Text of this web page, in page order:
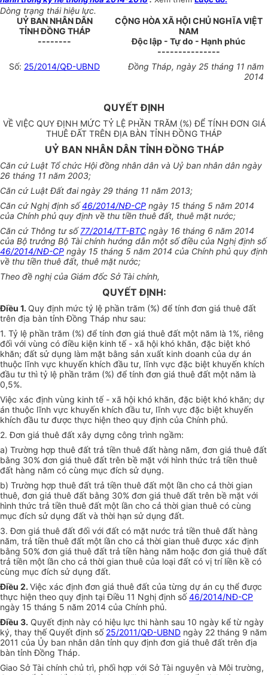
Dòng trạng thái hiệu lực.
UỶ BAN NHÂN DÂN
TỈNH ĐỒNG THÁP
--------
CỘNG HÒA XÃ HỘI CHỦ NGHĨA VIỆT
NAM
Độc lập - Tự do - Hạnh phúc
---------------
Số: 25/2014/QĐ-UBND
Đồng Tháp, ngày 25 tháng 11 năm
2014
QUYẾT ĐỊNH
VỀ VIỆC QUY ĐỊNH MỨC TỶ LỆ PHẦN TRĂM (%) ĐỂ TÍNH ĐƠN GIÁ
THUÊ ĐẤT TRÊN ĐỊA BÀN TỈNH ĐỒNG THÁP
UỶ BAN NHÂN DÂN TỈNH ĐỒNG THÁP
Căn cứ Luật Tổ chức Hội đồng nhân dân và Uỷ ban nhân dân ngày
26 tháng 11 năm 2003;
Căn cứ Luật Đất đai ngày 29 tháng 11 năm 2013;
Căn cứ Nghị định số46/2014/NĐ-CP ngày 15 tháng 5 năm 2014
của Chính phủ quy định về thu tiền thuê đất, thuê mặt nước;
Căn cứ Thông tư số77/2014/TT-BTC ngày 16 tháng 6 năm 2014
của Bộ trưởng Bộ Tài chính hướng dẫn một số điều của Nghị định số
46/2014/NĐ-CP ngày 15 tháng 5 năm 2014 của Chính phủ quy định
về thu tiền thuê đất, thuê mặt nước;
Theo đề nghị của Giám đốc Sở Tài chính,
QUYẾT ĐỊNH:
Điều 1. Quy định mức tỷ lệ phần trăm (%) để tính đơn giá thuê đất
trên địa bàn tỉnh Đồng Tháp như sau:
1. Tỷ lệ phần trăm (%) để tính đơn giá thuê đất một năm là 1%, riêng
đối với vùng có điều kiện kinh tế - xã hội khó khăn, đặc biệt khó
khăn; đất sử dụng làm mặt bằng sản xuất kinh doanh của dự án
thuộc lĩnh vực khuyến khích đầu tư, lĩnh vực đặc biệt khuyến khích
đầu tư thì tỷ lệ phần trăm (%) để tính đơn giá thuê đất một năm là
0,5%.
Việc xác định vùng kinh tế - xã hội khó khăn, đặc biệt khó khăn; dự
án thuộc lĩnh vực khuyến khích đầu tư, lĩnh vực đặc biệt khuyến
khích đầu tư được thực hiện theo quy định của Chính phủ.
2. Đơn giá thuê đất xây dựng công trình ngầm:
a) Trường hợp thuê đất trả tiền thuê đất hàng năm, đơn giá thuê đất
bằng 30% đơn giá thuê đất trên bề mặt với hình thức trả tiền thuê
đất hàng năm có cùng mục đích sử dụng.
b) Trường hợp thuê đất trả tiền thuê đất một lần cho cả thời gian
thuê, đơn giá thuê đất bằng 30% đơn giá thuê đất trên bề mặt với
hình thức trả tiền thuê đất một lần cho cả thời gian thuê có cùng
mục đích sử dụng đất và thời hạn sử dụng đất.
3. Đơn giá thuê đất đối với đất có mặt nước trả tiền thuê đất hàng
năm, trả tiền thuê đất một lần cho cả thời gian thuê được xác định
bằng 50% đơn giá thuê đất trả tiền hàng năm hoặc đơn giá thuê đất
trả tiền một lần cho cả thời gian thuê của loại đất có vị trí liền kề có
cùng mục đích sử dụng đất.
Điều 2. Việc xác định đơn giá thuê đất của từng dự án cụ thể được
thực hiện theo quy định tại Điều 11 Nghị định số46/2014/NĐ-CP
ngày 15 tháng 5 năm 2014 của Chính phủ.
Điều 3. Quyết định này có hiệu lực thi hành sau 10 ngày kể từ ngày
ký, thay thế Quyết định số 25/2011/QĐ-UBND ngày 22 tháng 9 năm
2011 của Ủy ban nhân dân tỉnh quy định đơn giá thuê đất trên địa
bàn tỉnh Đồng Tháp.
Giao Sở Tài chính chủ trì, phối hợp với Sở Tài nguyên và Môi trường,